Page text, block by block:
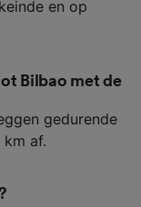
en op
Bilbao met de
gedurende
af.